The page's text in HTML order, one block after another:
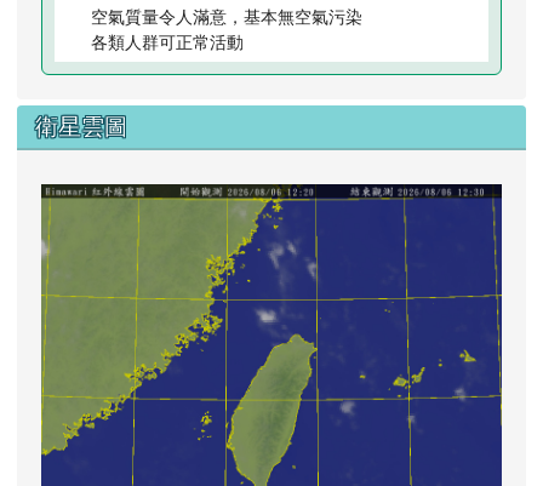
空氣質量令人滿意，基本無空氣污染
各類人群可正常活動
衛星雲圖
link